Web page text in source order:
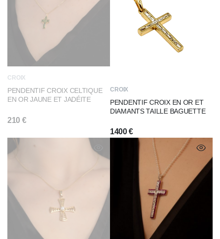
CROIX
PENDENTIF CROIX CELTIQUE
EN OR JAUNE ET JADÉITE
210 €
CROIX
PENDENTIF CROIX EN OR ET
DIAMANTS TAILLE BAGUETTE
1400€